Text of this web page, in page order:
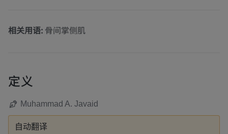
相关用语: 骨间掌侧肌
定义
Muhammad A. Javaid
自动翻译